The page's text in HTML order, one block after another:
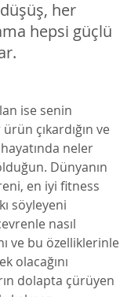
her
hepsi güçlü
ise senin
çıkardığın ve
neler
Dünyanın
en iyi fitness
söyleyeni
nasıl
ve bu özelliklerinle
olacağını
dolapta çürüyen